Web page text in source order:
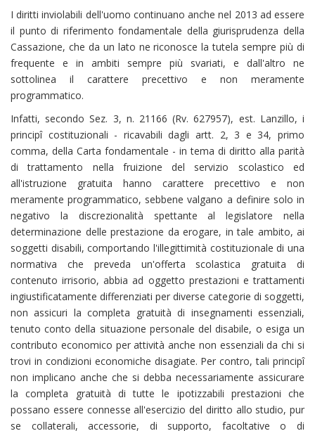
I diritti inviolabili dell'uomo continuano anche nel 2013 ad essere
il punto di riferimento fondamentale della giurisprudenza della
Cassazione, che da un lato ne riconosce la tutela sempre più di
frequente e in ambiti sempre più svariati, e dall'altro ne
sottolinea il carattere precettivo e non meramente
programmatico.
Infatti, secondo Sez. 3, n. 21166 (Rv. 627957), est. Lanzillo, i
principî costituzionali - ricavabili dagli artt. 2, 3 e 34, primo
comma, della Carta fondamentale - in tema di diritto alla parità
di trattamento nella fruizione del servizio scolastico ed
all'istruzione gratuita hanno carattere precettivo e non
meramente programmatico, sebbene valgano a definire solo in
negativo la discrezionalità spettante al legislatore nella
determinazione delle prestazione da erogare, in tale ambito, ai
soggetti disabili, comportando l'illegittimità costituzionale di una
normativa che preveda un'offerta scolastica gratuita di
contenuto irrisorio, abbia ad oggetto prestazioni e trattamenti
ingiustificatamente differenziati per diverse categorie di soggetti,
non assicuri la completa gratuità di insegnamenti essenziali,
tenuto conto della situazione personale del disabile, o esiga un
contributo economico per attività anche non essenziali da chi si
trovi in condizioni economiche disagiate. Per contro, tali principî
non implicano anche che si debba necessariamente assicurare
la completa gratuità di tutte le ipotizzabili prestazioni che
possano essere connesse all'esercizio del diritto allo studio, pur
se collaterali, accessorie, di supporto, facoltative o di